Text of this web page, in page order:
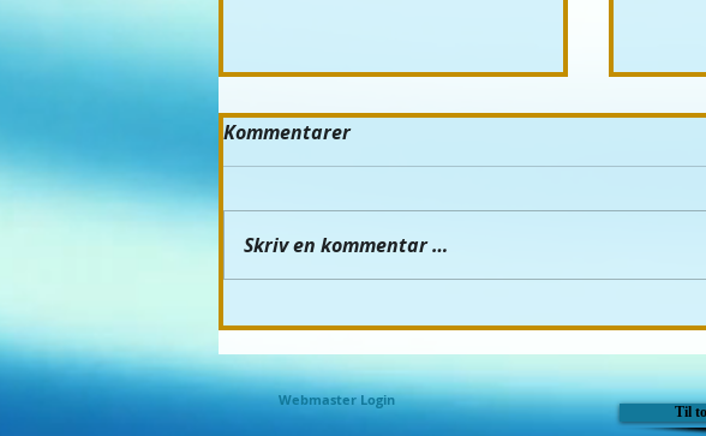
"Hilde-karbis"...
Kommentarer
Skriv en kommentar …
Til
Webmaster Login